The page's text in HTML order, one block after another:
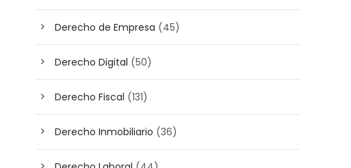
Derecho de Empresa (45)
Derecho Digital (50)
Derecho Fiscal (131)
Derecho Inmobiliario (36)